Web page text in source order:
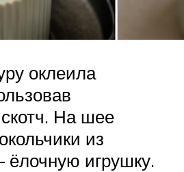
оклеила
На шее
из
игрушку.